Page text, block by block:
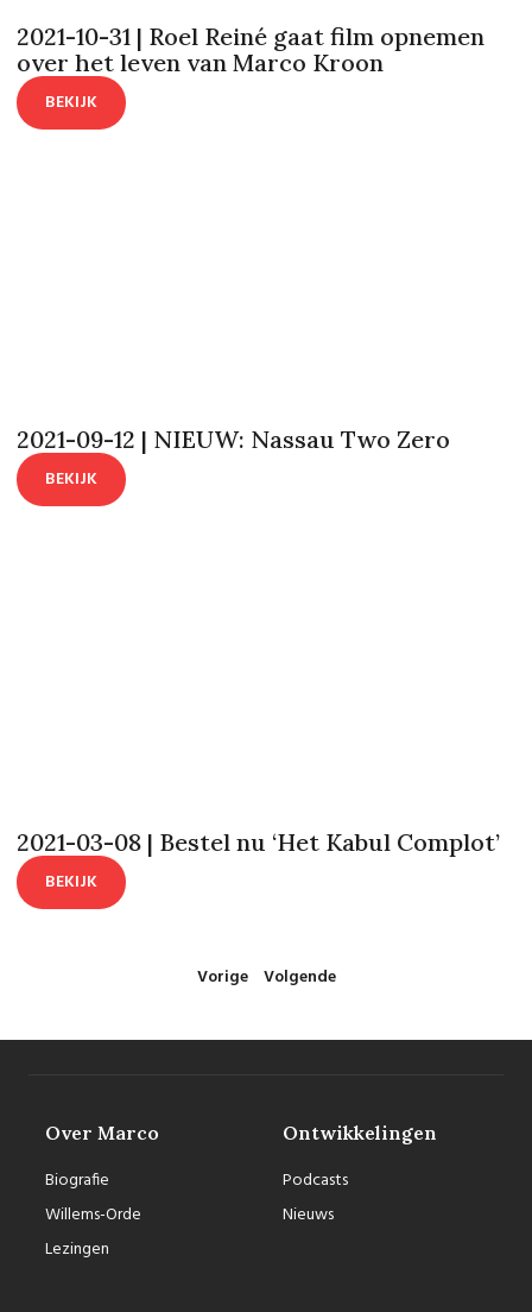
2021-10-31 | Roel Reiné gaat film opnemen
over het leven van Marco Kroon
BEKIJK
2021-09-12 | NIEUW: Nassau Two Zero
BEKIJK
2021-03-08 | Bestel nu ‘Het Kabul Complot’
BEKIJK
Vorige Volgende
Over Marco
Biografie
Willems-Orde
Lezingen
Ontwikkelingen
Podcasts
Nieuws